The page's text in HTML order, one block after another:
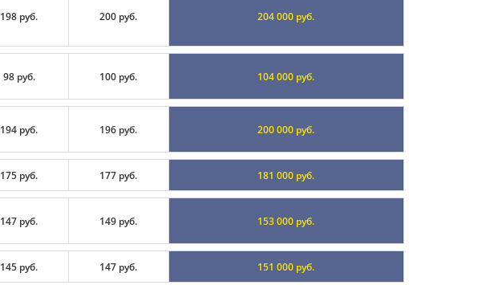
198 руб. 200 руб. 204 000 руб.
98 руб. 100 руб. 104 000 руб.
194 руб. 196 руб. 200 000 руб.
175 руб. 177 руб. 181 000 руб.
147 руб. 149 руб. 153 000 руб.
145 руб. 147 руб. 151 000 руб.